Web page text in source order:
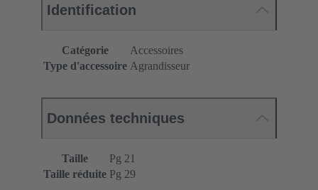
Identification
Catégorie
Accessoires
Type d'accessoire Agrandisseur
Données techniques
Taille
Pg 21
Taille réduite Pg 29